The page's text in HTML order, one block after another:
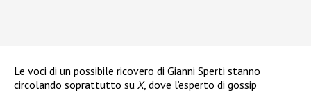
Le voci di un possibile ricovero di Gianni Sperti stanno
circolando soprattutto su X, dove l’esperto di gossip